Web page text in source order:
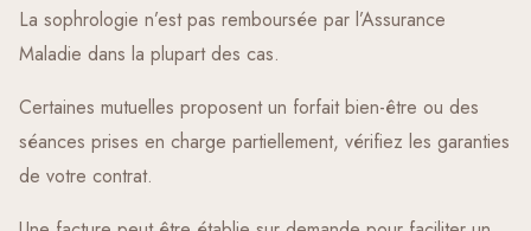
La sophrologie n’est pas remboursée par l’Assurance
Maladie dans la plupart des cas.
Certaines mutuelles proposent un forfait bien-être ou des
séances prises en charge partiellement, vérifiez les garanties
de votre contrat.